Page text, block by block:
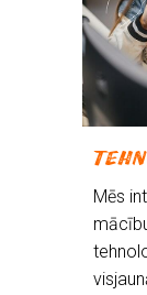
Mēs